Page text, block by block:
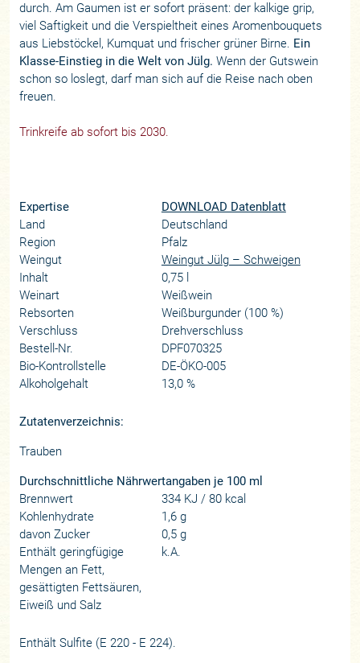
durch. Am Gaumen ist er sofort präsent: der kalkige grip,
viel Saftigkeit und die Verspieltheit eines Aromenbouquets
aus Liebstöckel, Kumquat und frischer grüner Birne. Ein
Klasse-Einstieg in die Welt von Jülg. Wenn der Gutswein
schon so loslegt, darf man sich auf die Reise nach oben
freuen.
Trinkreife ab sofort bis 2030.
Expertise
DOWNLOAD Datenblatt
Land
Deutschland
Region
Pfalz
Weingut
Weingut Jülg – Schweigen
Inhalt
0,75 l
Weinart
Weißwein
Rebsorten
Weißburgunder (100 %)
Verschluss
Drehverschluss
Bestell-Nr.
DPF070325
Bio-Kontrollstelle
DE-ÖKO-005
Alkoholgehalt
13,0 %
Zutatenverzeichnis:
Trauben
Durchschnittliche Nährwertangaben je 100 ml
Brennwert
334 KJ / 80 kcal
Kohlenhydrate
1,6 g
davon Zucker
0,5 g
Enthält geringfügige
Mengen an Fett,
gesättigten Fettsäuren,
Eiweiß und Salz
k.A.
Enthält Sulfite (E 220 - E 224).